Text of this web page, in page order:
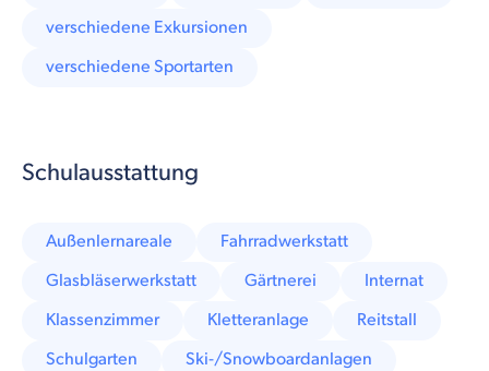
verschiedene Exkursionen
verschiedene Sportarten
Schulausstattung
Außenlernareale
Fahrradwerkstatt
Glasbläserwerkstatt
Gärtnerei
Internat
Klassenzimmer
Kletteranlage
Reitstall
Schulgarten
Ski-/Snowboardanlagen